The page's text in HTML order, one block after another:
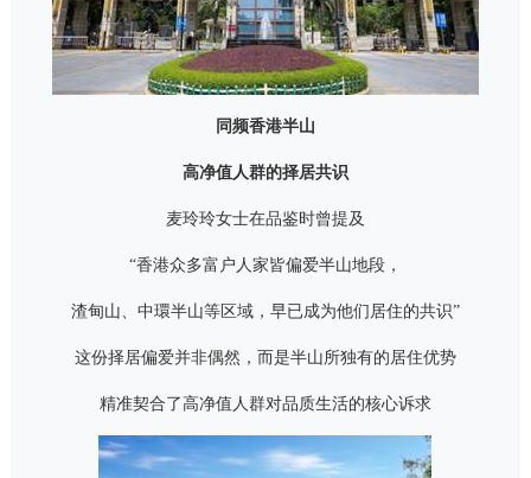
同频香港半山
高净值人群的择居共识
麦玲玲女士在品鉴时曾提及
“香港众多富户人家皆偏爱半山地段，
渣甸山、中環半山等区域，早已成为他们居住的共识”
这份择居偏爱并非偶然，而是半山所独有的居住优势
精准契合了高净值人群对品质生活的核心诉求